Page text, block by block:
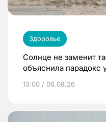
Здоровье
Солнце не заменит
объяснила парадокс
13:00 / 06.08.26